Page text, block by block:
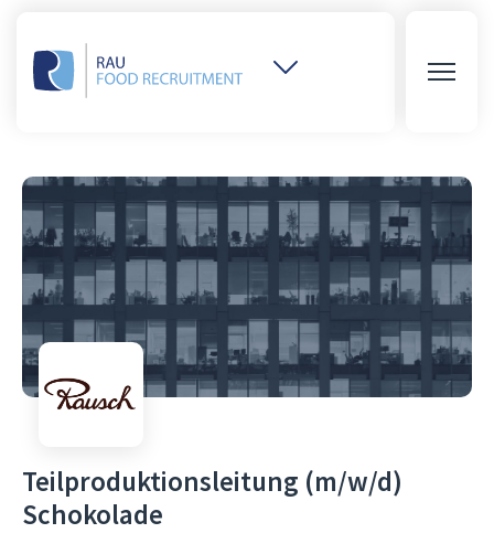
Weitere
Teilproduktionsleitung (m/w/d)
Schokolade